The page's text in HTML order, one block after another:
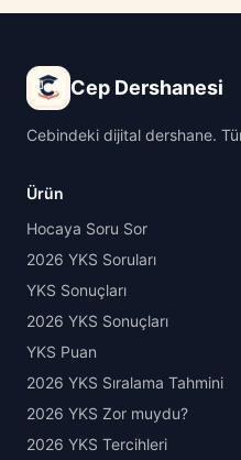
Cep Dershanesi
Cebindeki dijital dershane.
Ürün
Hocaya Soru Sor
2026 YKS Soruları
YKS Sonuçları
2026 YKS Sonuçları
YKS Puan
2026 YKS Sıralama Tahmini
2026 YKS Zor muydu?
2026 YKS Tercihleri